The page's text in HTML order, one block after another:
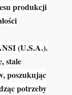
produkcji
(U.S.A.).
stale
poszukując
potrzeby